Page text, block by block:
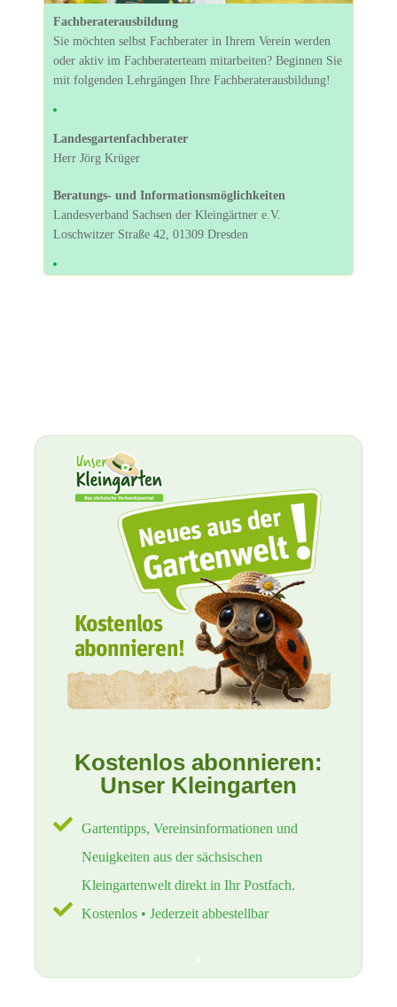
Fachberaterausbildung
Sie möchten selbst Fachberater in Ihrem Verein werden
oder aktiv im Fachberaterteam mitarbeiten? Beginnen Sie
mit folgenden Lehrgängen Ihre Fachberaterausbildung!
Landesgartenfachberater
Herr Jörg Krüger
Beratungs- und Informationsmöglichkeiten
Landesverband Sachsen der Kleingärtner e.V.
Loschwitzer Straße 42, 01309 Dresden
Kostenlos abonnieren:
Unser Kleingarten
Gartentipps, Vereinsinformationen und
Neuigkeiten aus der sächsischen
Kleingartenwelt direkt in Ihr Postfach.
Kostenlos • Jederzeit abbestellbar